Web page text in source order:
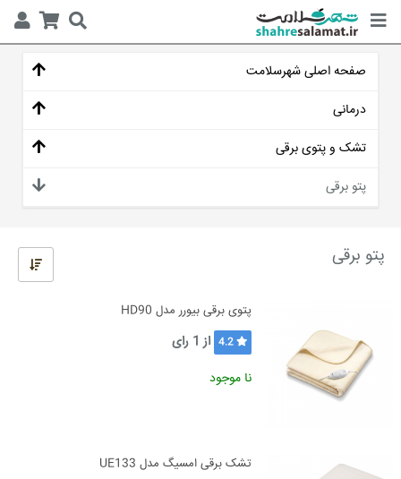
صفحه اصلی شهرسلامت
درمانی
تشک و پتوی برقی
پتو برقی
پتو برقی
پتوی برقی بیورر مدل HD90
4.2 از 1 رای
نا موجود
تشک برقی امسیگ مدل UE133